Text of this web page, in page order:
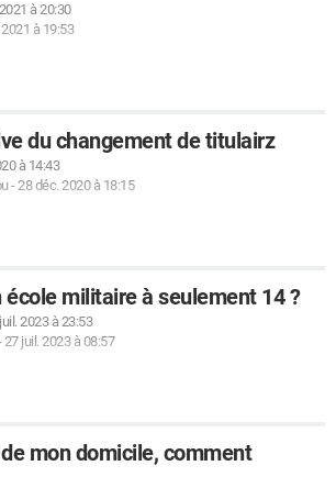
à 20:30
à 19:53
du changement de titulairz
à 14:43
-28 déc. 2020 à 18:15
militaire à seulement 14 ?
2023 à 23:53
27 juil. 2023 à 08:57
mon domicile, comment